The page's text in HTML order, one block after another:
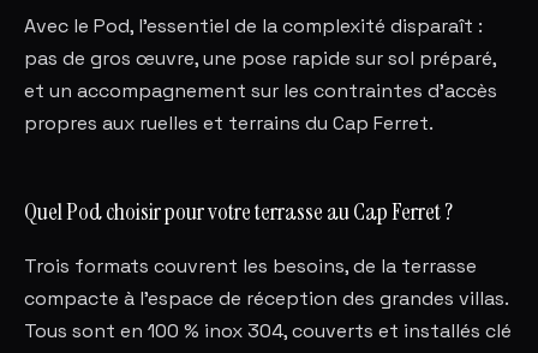
Avec le Pod, l'essentiel de la complexité disparaît :
pas de gros œuvre, une pose rapide sur sol préparé,
et un accompagnement sur les contraintes d'accès
propres aux ruelles et terrains du Cap Ferret.
Quel Pod choisir pour votre terrasse au Cap Ferret ?
Trois formats couvrent les besoins, de la terrasse
compacte à l'espace de réception des grandes villas.
Tous sont en 100 % inox 304, couverts et installés clé